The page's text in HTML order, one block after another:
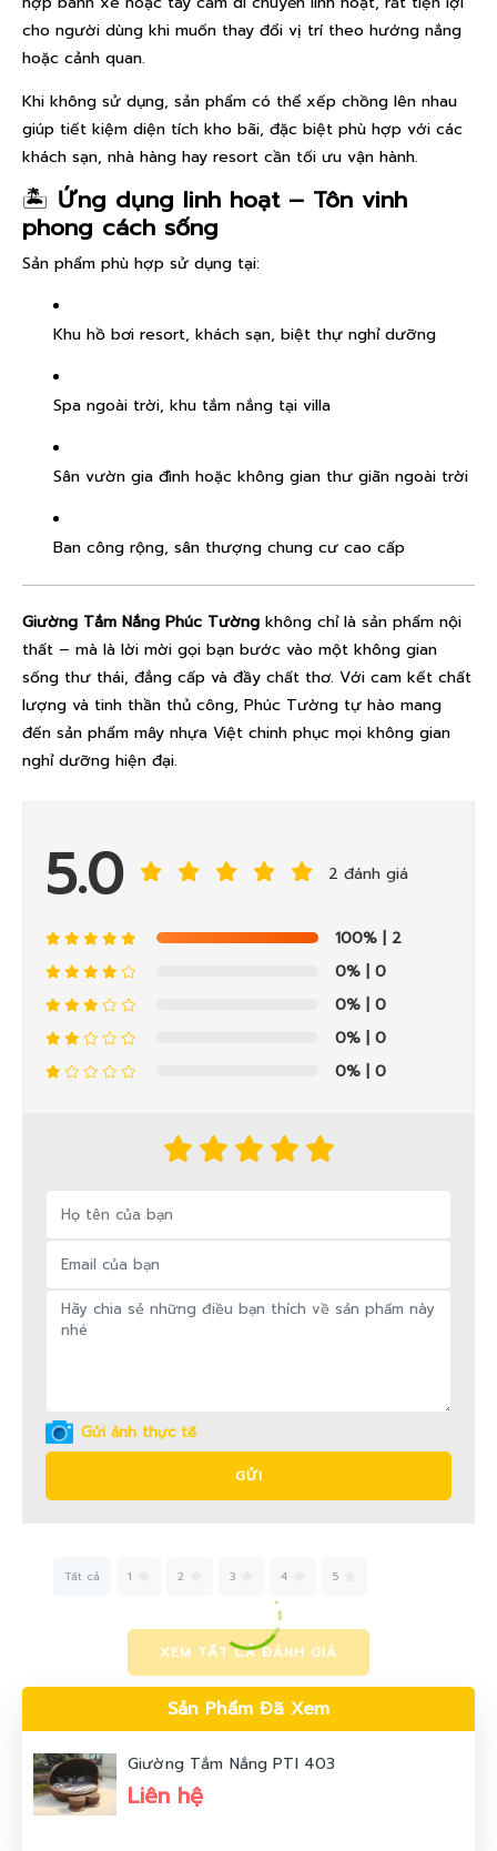
cho người dùng khi muốn thay đổi vị trí theo hướng nắng
hoặc cảnh quan.
Khi không sử dụng, sản phẩm có thể xếp chồng lên nhau
giúp tiết kiệm diện tích kho bãi, đặc biệt phù hợp với các
khách sạn, nhà hàng hay resort cần tối ưu vận hành.
🏝️ Ứng dụng linh hoạt – Tôn vinh
phong cách sống
Sản phẩm phù hợp sử dụng tại:
Khu hồ bơi resort, khách sạn, biệt thự nghỉ dưỡng
Spa ngoài trời, khu tắm nắng tại villa
Sân vườn gia đình hoặc không gian thư giãn ngoài trời
Ban công rộng, sân thượng chung cư cao cấp
Giường Tắm Nắng Phúc Tường không chỉ là sản phẩm nội
thất – mà là lời mời gọi bạn bước vào một không gian
sống thư thái, đẳng cấp và đầy chất thơ. Với cam kết chất
lượng và tinh thần thủ công, Phúc Tường tự hào mang
đến sản phẩm mây nhựa Việt chinh phục mọi không gian
nghỉ dưỡng hiện đại.
5.0 2 đánh giá
100% | 2
0% | 0
0% | 0
0% | 0
0% | 0
Gửi ảnh thực tế
GỬI
Tất cả 1 2 3 4 5
XEM TẤT CẢ ĐÁNH GIÁ
Sản Phẩm Đã Xem
Giường Tắm Nắng PTI 403
Liên hệ